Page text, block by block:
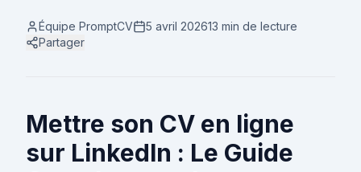
Équipe PromptCV 5 avril 202613 min de lecture
Partager
Mettre son CV en ligne
sur LinkedIn : Le Guide